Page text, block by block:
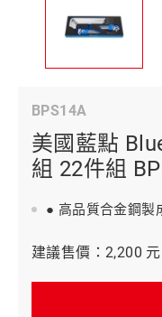
BPS14A
美國藍點
組 22件組
● 高品質合金鋼製
建議售價：2,200 元